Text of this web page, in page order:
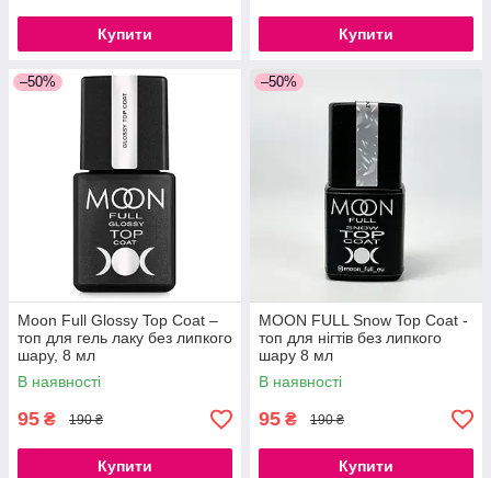
Купити Купити
–50%
Moon Full Glossy Top Coat –
топ для гель лаку без липкого
шару, 8 мл
В наявності
95 ₴ 190 ₴
Купити
–50%
MOON FULL Snow Top Coat -
топ для нігтів без липкого
шару 8 мл
В наявності
95 ₴ 190 ₴
Купити